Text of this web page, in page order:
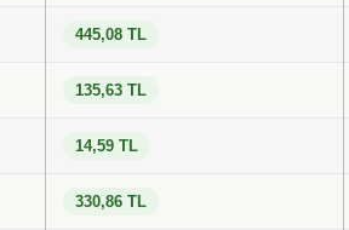
445,08 TL
135,63 TL
14,59 TL
330,86 TL